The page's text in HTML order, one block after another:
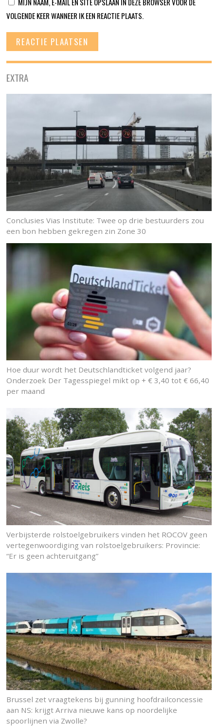
VOLGENDE KEER WANNEER IK EEN REACTIE PLAATS.
EXTRA
Conclusies Vias Institute: Twee op drie bestuurders zou
een bon hebben gekregen zin Zone 30
Hoe duur wordt het Deutschlandticket volgend jaar?
Onderzoek Der Tagesspiegel mikt op + € 3,40 tot € 66,40
per maand
Verbijsterde rolstoelgebruikers vinden het ROCOV geen
vertegenwoordiging van rolstoelgebruikers: Provincie:
“Er is geen achteruitgang”
Brussel zet vraagtekens bij gunning hoofdrailconcessie
aan NS: krijgt Arriva nieuwe kans op noordelijke
spoorlijnen via Zwolle?